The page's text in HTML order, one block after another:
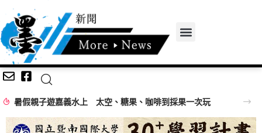
暑假親子遊嘉義水上 太空、糖果、咖啡到採果一次玩